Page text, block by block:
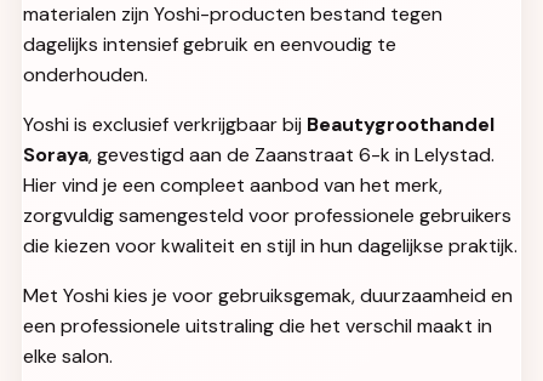
materialen zijn Yoshi-producten bestand tegen
dagelijks intensief gebruik en eenvoudig te
onderhouden.
Yoshi is exclusief verkrijgbaar bij Beautygroothandel
Soraya, gevestigd aan de Zaanstraat 6-k in Lelystad.
Hier vind je een compleet aanbod van het merk,
zorgvuldig samengesteld voor professionele gebruikers
die kiezen voor kwaliteit en stijl in hun dagelijkse praktijk.
Met Yoshi kies je voor gebruiksgemak, duurzaamheid en
een professionele uitstraling die het verschil maakt in
elke salon.